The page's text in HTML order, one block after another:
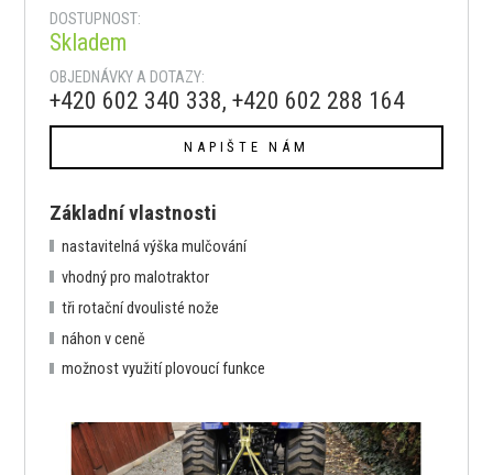
DOSTUPNOST:
Skladem
OBJEDNÁVKY A DOTAZY:
+420 602 340 338, +420 602 288 164
NAPIŠTE NÁM
Základní vlastnosti
nastavitelná výška mulčování
vhodný pro malotraktor
tři rotační dvoulisté nože
náhon v ceně
možnost využití plovoucí funkce